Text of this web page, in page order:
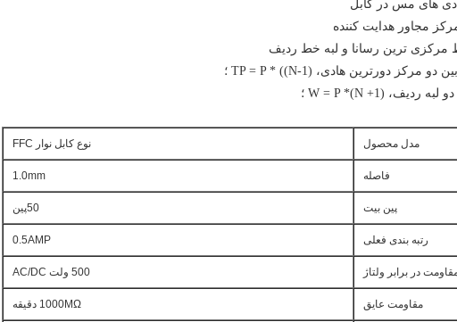
مدل محصول نوع کابل نوار FFC
فاصله 1.0mm
پين بيت 50پين
رتبه بندی فعلی 0.5AMP
در برابر ولتاژ 500 ولت AC/DC
مقاومت عایق 1000MΩ دقیقه